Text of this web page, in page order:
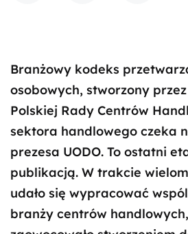
Branżowy kodeks
osobowych, stworzony
Polskiej Rady Centrów
sektora handlowego czeka
prezesa UODO. To ostatni
publikacją. W trakcie
udało się wypracować
branży centrów